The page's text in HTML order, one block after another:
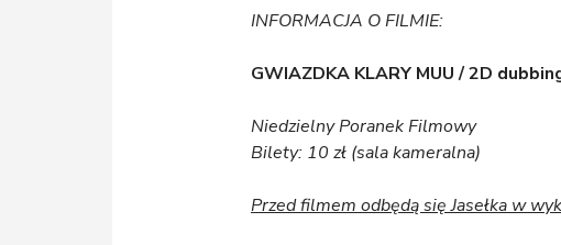
INFORMACJA O FILMIE:
GWIAZDKA KLARY MUU / 2D
Niedzielny Poranek Filmowy
Bilety: 10 zł (sala kameralna)
Przed filmem odbędą się Jasełka w